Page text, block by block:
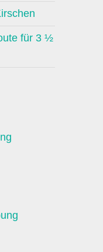
für 3 ½